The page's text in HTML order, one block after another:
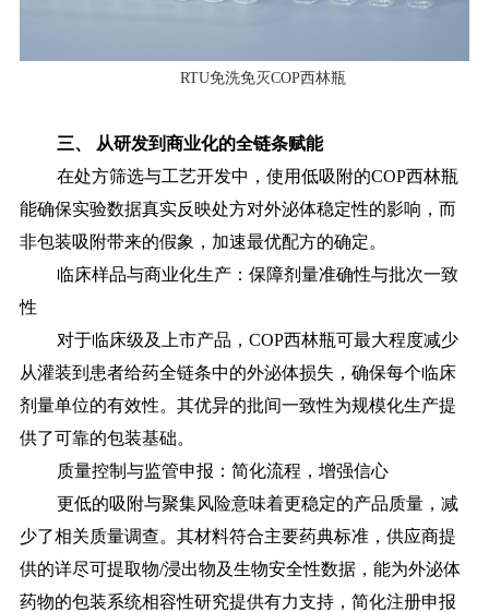
RTU免洗免灭COP西林瓶
三、
从研发到商业化的全链条赋能
在处方筛选与工艺开发中，使用低吸附的COP西林瓶
能确保实验数据真实反映处方对外泌体稳定性的影响，而
非包装吸附带来的假象，加速最优配方的确定。
临床样品与商业化生产：保障剂量准确性与批次一致
性
对于临床级及上市产品， COP西林瓶可最大程度减少
从灌装到患者给药全链条中的外泌体损失，确保每个临床
剂量单位的有效性。其优异的批间一致性为规模化生产提
供了可靠的包装基础。
质量控制与监管申报：简化流程，增强信心
更低的吸附与聚集风险意味着更稳定的产品质量，减
少了相关质量调查。其材料符合主要药典标准，供应商提
供的详尽可提取物/浸出物及生物安全性数据，能为外泌体
药物的包装系统相容性研究提供有力支持，简化注册申报